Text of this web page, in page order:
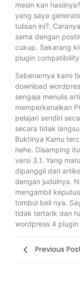
mesin kan
yang saya
tulisan ini?.
sama dengan
cukup. Sekarang
plugin
Sebenarnya kami
download
sengaja menulis
memperkenalkan
pelajari sendiri
secara tidak
Buktinya Kamu
hehe. Disamping
versi 3.1. Yang
dipanggil dari
dengan judulnya.
mengambil
tombol beli nya.
tidak tertarik dan
wordpress 4
Previous